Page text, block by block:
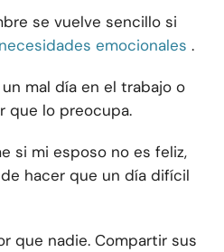
se vuelve sencillo si
necesidades emocionales .
mal día en el trabajo o
que lo preocupa.
si mi esposo no es feliz,
hacer que un día difícil
que nadie. Compartir sus